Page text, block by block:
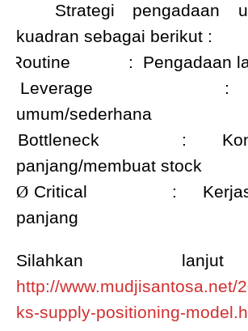
Strategi pengadaan
kuadran sebagai berikut :
Routine :
Pengadaan
Leverage :
umum/sederhana
Bottleneck :
panjang/membuat stock
Ø Critical :
panjang
Silahkan
http://www.mudjisantosa.net/
ks-supply-positioning-